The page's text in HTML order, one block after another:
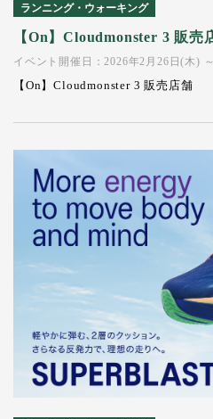
ランニング・ウォーキング
【On】Cloudmonster 3 販売
イベント開催日：2026年2月26日(木)
【On】Cloudmonster 3 販売店舗